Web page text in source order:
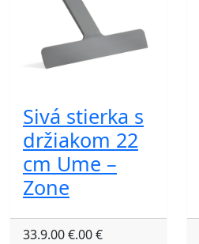
Sivá stierka s
držiakom 22
cm Ume –
Zone
33.9.00 €.00 €